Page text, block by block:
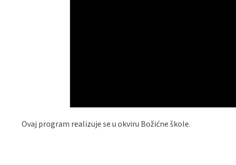
Ovaj program realizuje se u okviru Božićne škole.